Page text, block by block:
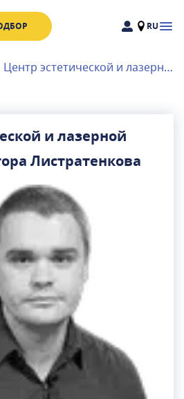
RU
Центр эстетической и лазерной хирургии доктора Листратенкова
и лазерной
Листратенкова